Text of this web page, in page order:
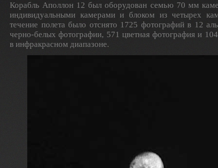
Корабль Аполлон 12 был оборудован семью 70 мм
индивидуальными камерами и блоком из четырех
течение полета было отснято 1725 фотографий в 12
черно-белых фотографии, 571 цветная фотография и
в инфракрасном диапазоне.